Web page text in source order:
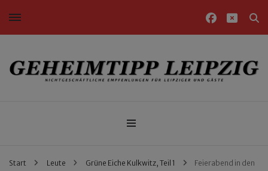
Nichtgeschäftliche Empfehlungen für Leipziger und Gäste
Start Leute Grüne Eiche Kulkwitz, Teil 1
Feierabend in den